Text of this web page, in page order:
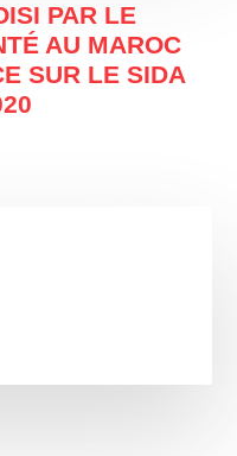
PAR LE
AU MAROC
SUR LE SIDA